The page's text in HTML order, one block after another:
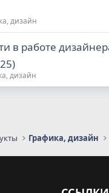
дизайн
в работе
дизайн
почта
Графика, дизайн